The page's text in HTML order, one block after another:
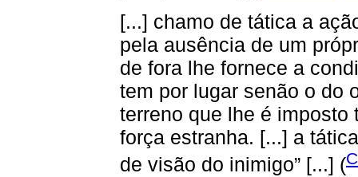
[...] chamo de tática a
pela ausência de um
de fora lhe fornece a
tem por lugar senão o do
terreno que lhe é
força estranha. [...] a
de visão do inimigo” [...] (